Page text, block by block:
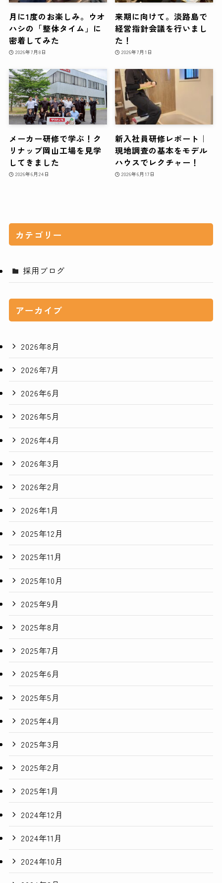
月に1度のお楽しみ。ウオ
ハシの「整体タイム」に
密着してみた
2026年7月8日
来期に向けて。淡路島で
経営指針会議を行いまし
た！
2026年7月1日
メーカー研修で学ぶ！ク
リナップ岡山工場を見学
してきました
2026年6月24日
新入社員研修レポート｜
現地調査の基本をモデル
ハウスでレクチャー！
2026年6月17日
カテゴリー
採用ブログ
アーカイブ
2026年8月
2026年7月
2026年6月
2026年5月
2026年4月
2026年3月
2026年2月
2026年1月
2025年12月
2025年11月
2025年10月
2025年9月
2025年8月
2025年7月
2025年6月
2025年5月
2025年4月
2025年3月
2025年2月
2025年1月
2024年12月
2024年11月
2024年10月